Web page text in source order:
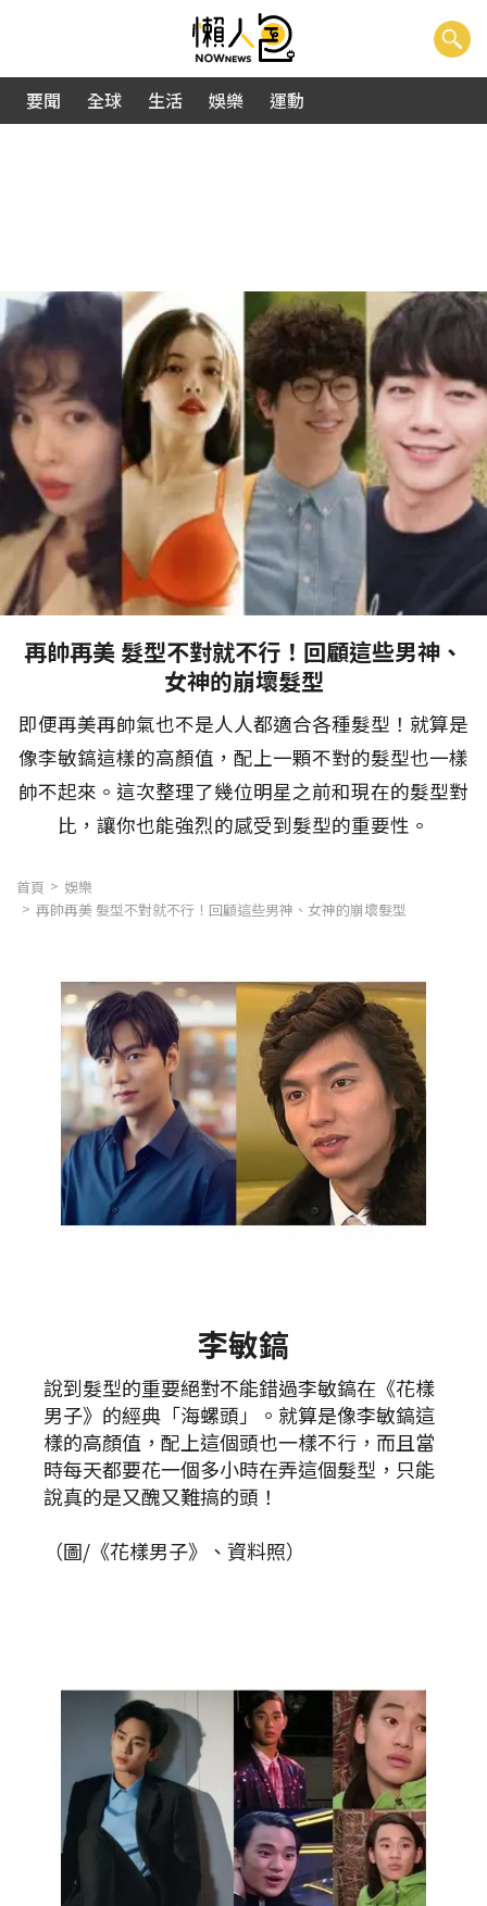
要聞 全球 生活 娛樂 運動
再帥再美 髮型不對就不行！回顧這些男神、
女神的崩壞髮型
即便再美再帥氣也不是人人都適合各種髮型！就算是
像李敏鎬這樣的高顏值，配上一顆不對的髮型也一樣
帥不起來。這次整理了幾位明星之前和現在的髮型對
比，讓你也能強烈的感受到髮型的重要性。
首頁
娛樂
再帥再美 髮型不對就不行！回顧這些男神、女神的崩壞髮型
李敏鎬
說到髮型的重要絕對不能錯過李敏鎬在《花樣
男子》的經典「海螺頭」。就算是像李敏鎬這
樣的高顏值，配上這個頭也一樣不行，而且當
時每天都要花一個多小時在弄這個髮型，只能
說真的是又醜又難搞的頭！
（圖/《花樣男子》、資料照）